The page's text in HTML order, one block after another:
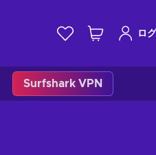
ロ
Surfshark VPN